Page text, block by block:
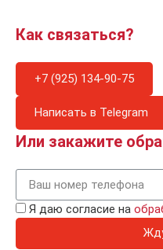
Как связаться?
+7 (925) 134-90-75
Написать в Telegram
Или закажите
Я даю согласие на